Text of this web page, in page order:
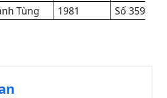
Tùng 1981 Số 3593/